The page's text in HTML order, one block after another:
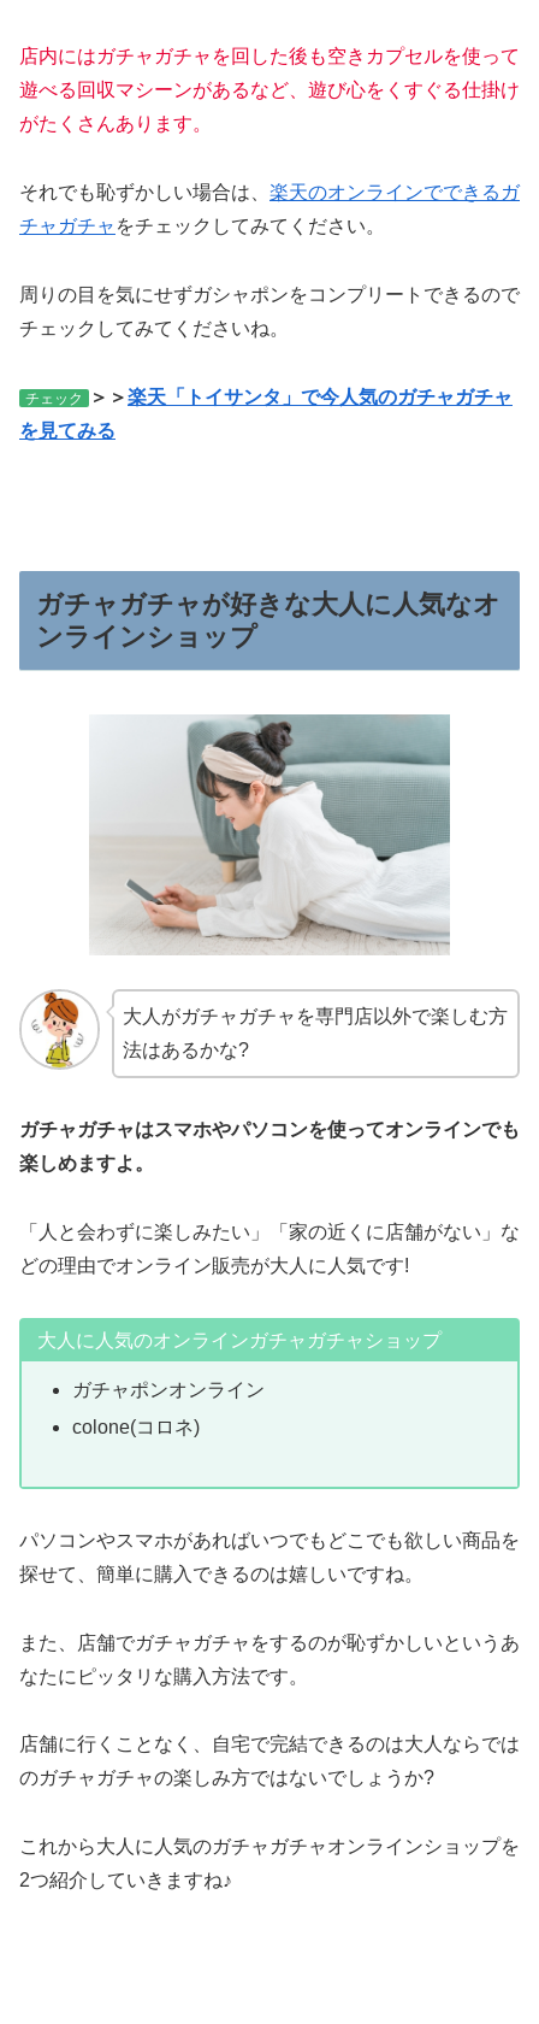
店内にはガチャガチャを回した後も空きカプセルを使って
遊べる回収マシーンがあるなど、遊び心をくすぐる仕掛け
がたくさんあります。
それでも恥ずかしい場合は、 楽天のオンラインでできるガ
チャガチャ をチェックしてみてください。
周りの目を気にせずガシャポンをコンプリートできるので
チェックしてみてくださいね。
チェック ＞＞楽天「トイサンタ」で今人気のガチャガチャ
を見てみる
ガチャガチャが好きな大人に人気なオ
ンラインショップ
大人がガチャガチャを専門店以外で楽しむ方
法はあるかな?
ガチャガチャはスマホやパソコンを使ってオンラインでも
楽しめますよ。
「人と会わずに楽しみたい」「家の近くに店舗がない」な
どの理由でオンライン販売が大人に人気です!
大人に人気のオンラインガチャガチャショップ
ガチャポンオンライン
colone(コロネ)
パソコンやスマホがあればいつでもどこでも欲しい商品を
探せて、簡単に購入できるのは嬉しいですね。
また、店舗でガチャガチャをするのが恥ずかしいというあ
なたにピッタリな購入方法です。
店舗に行くことなく、自宅で完結できるのは大人ならでは
のガチャガチャの楽しみ方ではないでしょうか?
これから大人に人気のガチャガチャオンラインショップを
2つ紹介していきますね♪